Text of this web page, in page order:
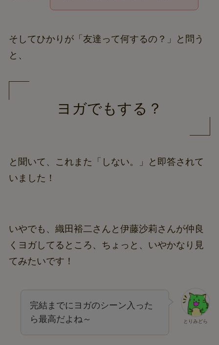
そしてひかりが「友達って何するの？」と問う
と、
ヨガでもする？
と聞いて、これまた「しない。」と即答されて
いました！
いやでも、織田裕二さんと伊藤沙莉さんが仲良
くヨガしてるところ、ちょっと、いやかなり見
てみたいです！
とりみどら
完結までにヨガのシーン入った
ら最高だよね～